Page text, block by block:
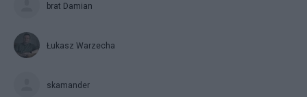
brat Damian
Łukasz Warzecha
skamander